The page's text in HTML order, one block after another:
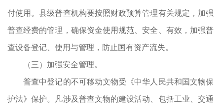
付使用。县级普查机构要按照财政预算管理有关规定，加强
普查经费的管理，确保资金使用规范、安全、有效，加强普
查设备登记、使用与管理，防止国有资产流失。
（三）加强安全管理。
普查中登记的不可移动文物受《中华人民共和国文物保
护法》保护。凡涉及普查文物的建设活动、包括工业、交通